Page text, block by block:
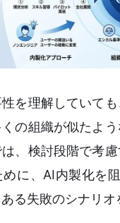
を理解していて
の組織が似たよ
、検討段階で考
に、AI内製化を
る失敗のシナリオ